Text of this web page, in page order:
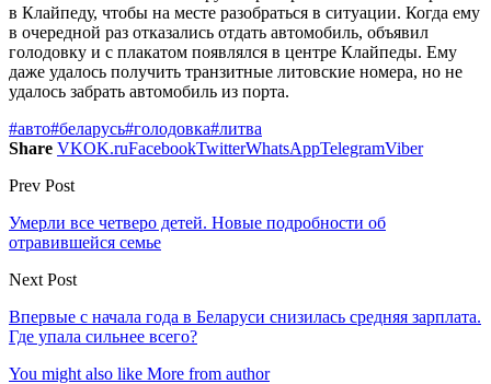
в Клайпеду, чтобы на месте разобраться в ситуации. Когда ему
в очередной раз отказались отдать автомобиль, объявил
голодовку и с плакатом появлялся в центре Клайпеды. Ему
даже удалось получить транзитные литовские номера, но не
удалось забрать автомобиль из порта.
#авто#беларусь#голодовка#литва
Share VKOK.ruFacebookTwitterWhatsAppTelegramViber
Prev Post
Умерли все четверо детей. Новые подробности об
отравившейся семье
Next Post
Впервые с начала года в Беларуси снизилась средняя зарплата.
Где упала сильнее всего?
You might also like More from author